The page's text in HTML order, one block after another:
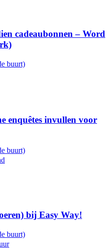
cadeaubonnen – Word
buurt)
enquêtes invullen voor
buurt)
bij Easy Way!
buurt)